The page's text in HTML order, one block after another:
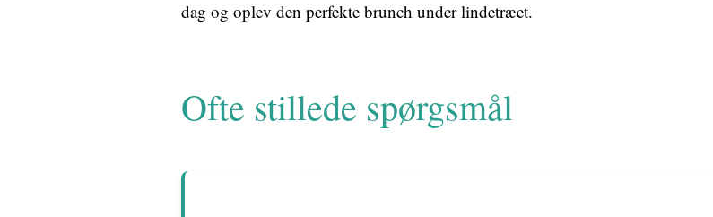
dag og oplev den perfekte brunch under lindetræet.
Ofte stillede spørgsmål